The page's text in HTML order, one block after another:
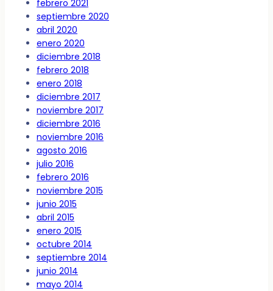
febrero 2021
septiembre 2020
abril 2020
enero 2020
diciembre 2018
febrero 2018
enero 2018
diciembre 2017
noviembre 2017
diciembre 2016
noviembre 2016
agosto 2016
julio 2016
febrero 2016
noviembre 2015
junio 2015
abril 2015
enero 2015
octubre 2014
septiembre 2014
junio 2014
mayo 2014